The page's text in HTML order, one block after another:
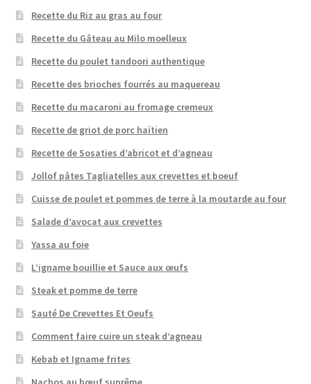
Recette du Riz au gras au four
Recette du Gâteau au Milo moelleux
Recette du poulet tandoori authentique
Recette des brioches fourrés au maquereau
Recette du macaroni au fromage cremeux
Recette de griot de porc haïtien
Recette de Sosaties d’abricot et d’agneau
Jollof pâtes Tagliatelles aux crevettes et boeuf
Cuisse de poulet et pommes de terre à la moutarde au four
Salade d’avocat aux crevettes
Yassa au foie
L’igname bouillie et Sauce aux œufs
Steak et pomme de terre
Sauté De Crevettes Et Oeufs
Comment faire cuire un steak d’agneau
Kebab et Igname frites